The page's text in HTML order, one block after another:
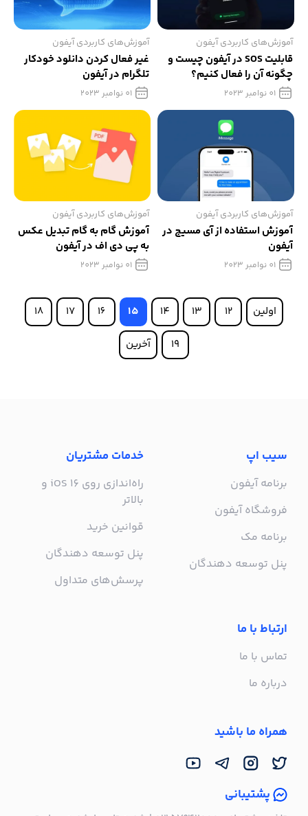
آموزش‌های کاربردی آیفون
قابلیت SOS در آیفون چیست و
چگونه آن را فعال کنیم؟
01 نوامبر 2023
آموزش‌های کاربردی آیفون
غیر فعال کردن دانلود خودکار
تلگرام در آیفون
01 نوامبر 2023
آموزش‌های کاربردی آیفون
آموزش استفاده از آی مسیج در
آیفون
01 نوامبر 2023
آموزش‌های کاربردی آیفون
آموزش گام به گام تبدیل عکس
به پی دی اف در آیفون
01 نوامبر 2023
اولین 12
13
14
15
16
17
18
19 آخرین
سیب اپ
برنامه آیفون
فروشگاه آیفون
برنامه مک
پنل توسعه دهندگان
خدمات مشتریان
راه‌اندازی روی iOS 16 و
بالاتر
قوانین خرید
پنل توسعه دهندگان
پرسش‌های متداول
ارتباط با ما
تماس با ما
درباره ما
همراه ما باشید
پشتیبانی